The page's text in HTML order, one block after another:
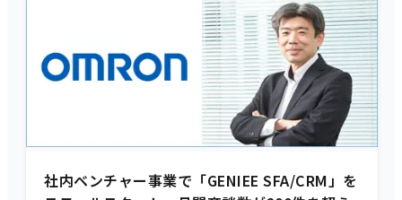
社内ベンチャー事業で「GENIEE SFA/CRM」を